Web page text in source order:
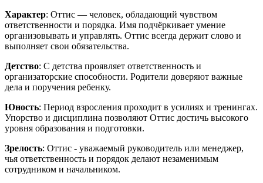
Характер: Оттис — человек, обладающий чувством
ответственности и порядка. Имя подчёркивает умение
организовывать и управлять. Оттис всегда держит слово и
выполняет свои обязательства.
Детство: С детства проявляет ответственность и
организаторские способности. Родители доверяют важные
дела и поручения ребенку.
Юность: Период взросления проходит в усилиях и тренингах.
Упорство и дисциплина позволяют Оттис достичь высокого
уровня образования и подготовки.
Зрелость: Оттис - уважаемый руководитель или менеджер,
чья ответственность и порядок делают незаменимым
сотрудником и начальником.